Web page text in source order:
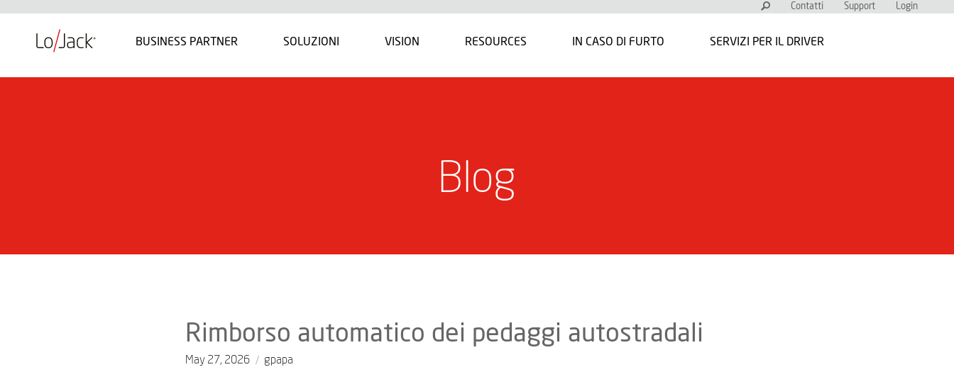
Blog
Contatti Support Login
BUSINESS PARTNER SOLUZIONI VISION RESOURCES IN CASO DI FURTO SERVIZI PER IL DRIVER
Rimborso automatico dei pedaggi autostradali
May 27, 2026 gpapa